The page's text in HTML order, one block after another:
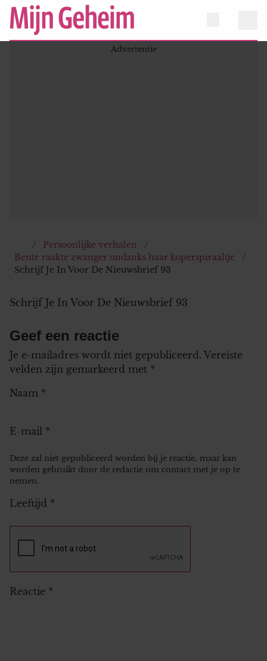
Persoonlijke verhalen
Bente raakte zwanger ondanks haar koperspiraaltje
Schrijf Je In Voor De Nieuwsbrief 93
Schrijf Je In Voor De Nieuwsbrief 93
Geef een reactie
Je e-mailadres wordt niet gepubliceerd. Vereiste
velden zijn gemarkeerd met *
Naam *
E-mail *
Deze zal niet gepubliceerd worden bij je reactie, maar kan
worden gebruikt door de redactie om contact met je op te
nemen.
Leeftijd *
Reactie *